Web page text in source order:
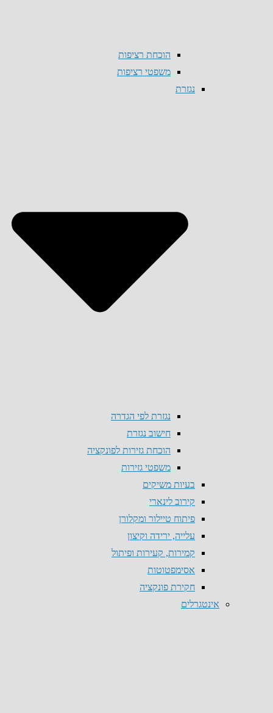
הוכחת רציפות
משפטי רציפות
נגזרת
נגזרת לפי הגדרה
חישוב נגזרת
הוכחת גזירות לפונקציה
משפטי גזירות
בעיות משיקים
קירוב לינארי
פיתוח טיילור ומקלורן
עלייה, ירידה וקיצון
קמירות, קעירות ופיתול
אסימפטוטות
חקירת פונקציה
אינטגרלים